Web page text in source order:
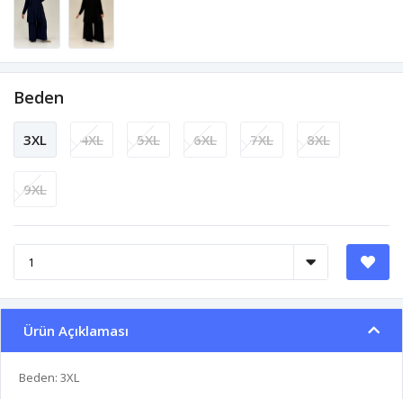
Beden
3XL 4XL 5XL 6XL 7XL 8XL
9XL
Ürün Açıklaması
Beden: 3XL